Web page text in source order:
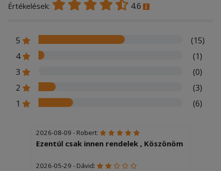
Értékelések: 4.6
5
(15)
4
(1)
3
(0)
2
(3)
1
(6)
2026-08-09 - Robert:
Ezentúl csak innen rendelek , Köszönöm
2026-05-29 - Dávid: